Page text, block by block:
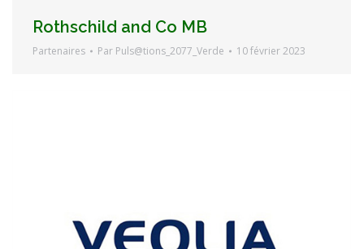
Rothschild and Co MB
Partenaires Par Puls@tions_2077_Verde 10 février 2023